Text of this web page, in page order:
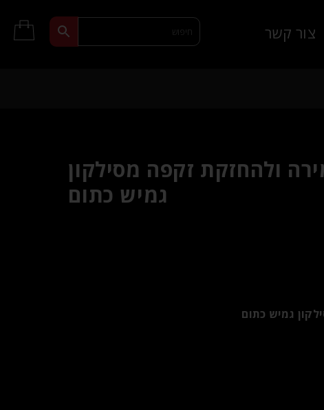
צור קשר
ולהחזקת זקפה מסילקון
גמיש כתום
גמיש כתום